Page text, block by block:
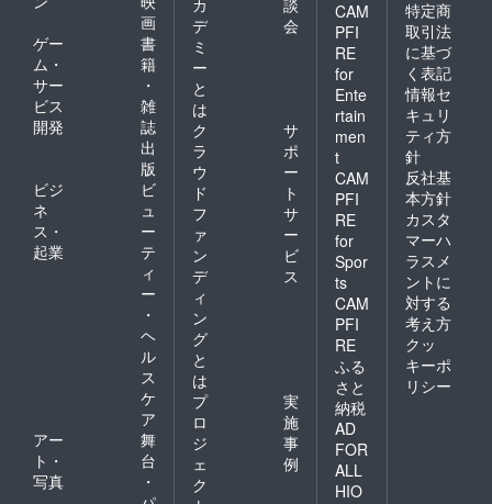
画
ゲー
ム・
サー
ビス
開発
書
籍
・
雑
誌
出
版
ビジ
ネ
ス・
起業
ビ
ュ
ー
テ
ィ
ー
・
ヘ
ル
ス
ケ
ア
アー
ト・
写真
舞
台
・
デ
ミ
ー
と
は
会
ク
ラ
ウ
ド
フ
ァ
ン
デ
ィ
ン
グ
と
は
サ
ポ
ー
ト
サ
ー
ビ
ス
プ
ロ
ジ
ェ
ク
実
施
事
例
CAM
PFI
RE
for
Ente
rtain
men
t
CAM
PFI
RE
for
Spor
ts
CAM
PFI
RE
ふる
さと
納税
AD
FOR
ALL
HIO
特定商
取引法
に基づ
く表記
情報セ
キュリ
ティ方
針
反社基
本方針
カスタ
マーハ
ラスメ
ントに
対する
考え方
クッ
キーポ
リシー